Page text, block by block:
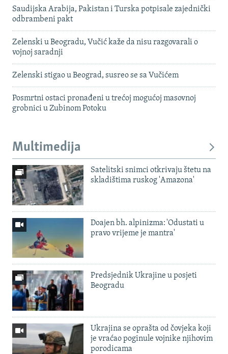
Saudijska Arabija, Pakistan i Turska potpisale zajednički
odbrambeni pakt
Zelenski u Beogradu, Vučić kaže da nisu razgovarali o
vojnoj saradnji
Zelenski stigao u Beograd, susreo se sa Vučićem
Posmrtni ostaci pronađeni u trećoj mogućoj masovnoj
grobnici u Zubinom Potoku
Multimedija
Satelitski snimci otkrivaju štetu na
skladištima ruskog 'Amazona'
Doajen bh. alpinizma: 'Odustati u
pravo vrijeme je mantra'
Predsjednik Ukrajine u posjeti
Beogradu
Ukrajina se oprašta od čovjeka koji
je vraćao poginule vojnike njihovim
porodicama